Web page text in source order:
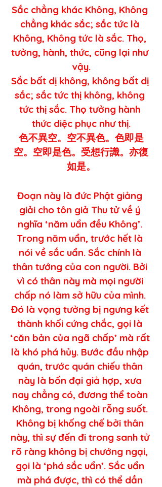
Sắc chẳng khác Không, Không
chẳng khác sắc; sắc tức là
Không, Không tức là sắc. Thọ,
tưởng, hành, thức, cũng lại như
vậy.
Sắc bất dị không, không bất dị
sắc; sắc tức thị không, không
tức thị sắc. Thọ tưởng hành
thức diệc phục như thị.
色不異空。空不異色。色即是
空。空即是色。受想行識。亦復
如是。
Đoạn này là đức Phật giảng
giải cho tôn giả Thu tử về ý
nghĩa ‘năm uẩn đều Không’.
Trong năm uẩn, trước hết là
nói về sắc uẩn. Sắc chính là
thân tướng của con người. Bởi
vì có thân này mà mọi người
chấp nó làm sở hữu của mình.
Đó là vọng tưởng bị ngưng kết
thành khối cứng chắc, gọi là
‘căn bản của ngã chấp’ mà rất
là khó phá hủy. Bước đầu nhập
quán, trước quán chiếu thân
này là bốn đại giả hợp, xưa
nay chẳng có, đương thể toàn
Không, trong ngoài rỗng suốt.
Không bị khống chế bởi thân
này, thì sự đến đi trong sanh tử
rõ ràng không bị chướng ngại,
gọi là ‘phá sắc uẩn’. Sắc uẩn
mà phá được, thì có thể dần